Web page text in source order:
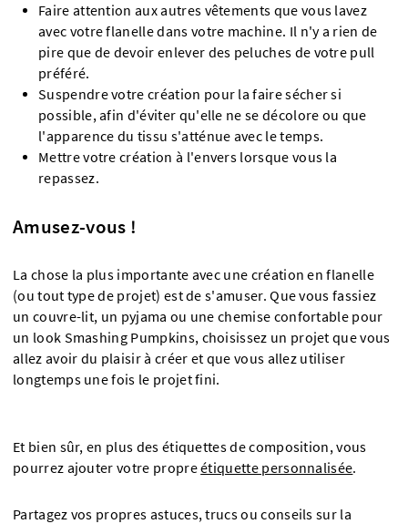
Faire attention aux autres vêtements que vous lavez
avec votre flanelle dans votre machine. Il n'y a rien de
pire que de devoir enlever des peluches de votre pull
préféré.
Suspendre votre création pour la faire sécher si
possible, afin d'éviter qu'elle ne se décolore ou que
l'apparence du tissu s'atténue avec le temps.
Mettre votre création à l'envers lorsque vous la
repassez.
Amusez-vous !
La chose la plus importante avec une création en flanelle
(ou tout type de projet) est de s'amuser. Que vous fassiez
un couvre-lit, un pyjama ou une chemise confortable pour
un look Smashing Pumpkins, choisissez un projet que vous
allez avoir du plaisir à créer et que vous allez utiliser
longtemps une fois le projet fini.
Et bien sûr, en plus des étiquettes de composition, vous
pourrez ajouter votre propreétiquette personnalisée.
Partagez vos propres astuces, trucs ou conseils sur la